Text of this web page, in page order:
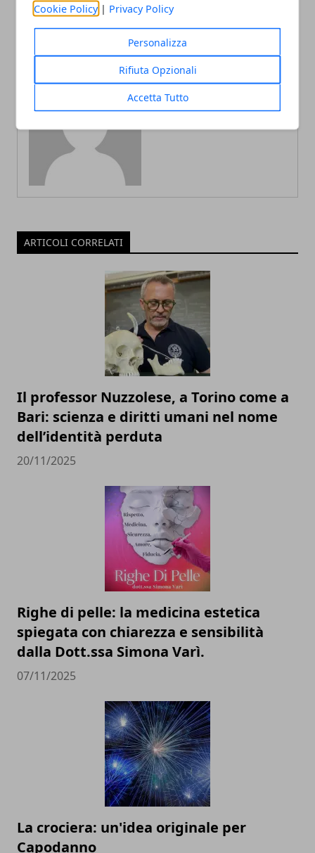
Cookie Policy | Privacy Policy
Personalizza
Rifiuta Opzionali
Accetta Tutto
Redazione
ARTICOLI CORRELATI
Il professor Nuzzolese, a Torino come a
Bari: scienza e diritti umani nel nome
dell’identità perduta
20/11/2025
Righe di pelle: la medicina estetica
spiegata con chiarezza e sensibilità
dalla Dott.ssa Simona Varì.
07/11/2025
La crociera: un'idea originale per
Capodanno